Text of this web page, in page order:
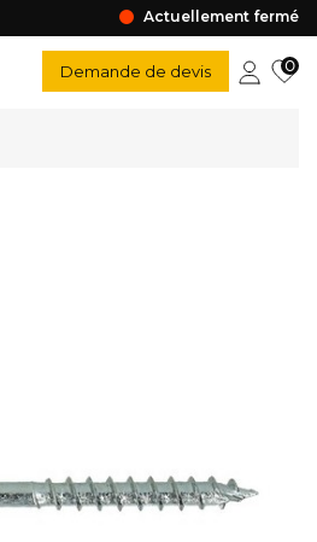
Actuellement fermé
Demande de devis 0